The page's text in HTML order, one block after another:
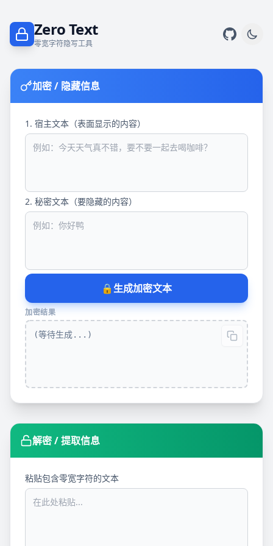
Zero Text
零宽字符隐写工具
加密 / 隐藏信息
1. 宿主文本（表面显示的内容）
2. 秘密文本（要隐藏的内容）
🔒 生成加密文本
加密结果
(等待生成...)
解密 / 提取信息
粘贴包含零宽字符的文本